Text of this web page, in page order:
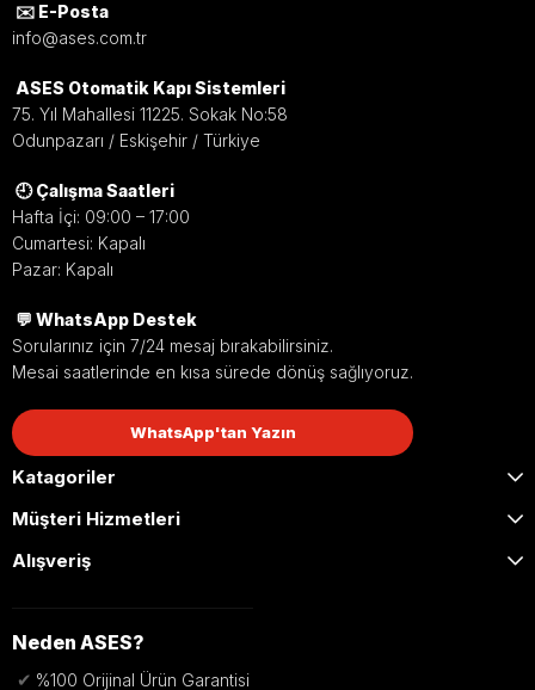
Güvenilir Kablolu Bağlantı
Kablolu yapı sayesinde kararlı sinyal iletimi sunarak
güvenli açma komutu sağlar.
Pratik Kullanım
Bas-aç mekanizması ile içeriden hızlı ve kontrollü çıkış
Geçiş Sistemleri Uyumlu
Elektromanyetik kilit, elektrikli kilit karşılığı ve geçiş
kontrol sistemleri ile birlikte çalışabilir.
✉️ E-Posta
info@ases.com.tr
ASES Otomatik Kapı Sistemleri
75. Yıl Mahallesi 11225. Sokak No:58
Odunpazarı / Eskişehir / Türkiye
🕘 Çalışma Saatleri
Hafta İçi: 09:00 – 17:00
Cumartesi: Kapalı
Pazar: Kapalı
💬 WhatsApp Destek
Sorularınız için 7/24 mesaj bırakabilirsiniz.
Mesai saatlerinde en kısa sürede dönüş sağlıyoruz.
WhatsApp'tan Yazın
Katagoriler
Müşteri Hizmetleri
Alışveriş
Neden ASES?
✔ %100 Orijinal Ürün Garantisi